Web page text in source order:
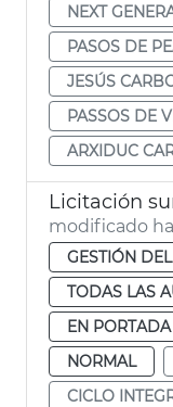
NEXT
PASOS DE
JESÚS
PASSOS DE
ARXIDUC
modificado
GESTIÓN
TODAS LAS
EN PORTADA
NORMAL
CICLO